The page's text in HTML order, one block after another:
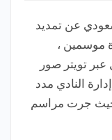
عن تمديد
موسمين ،
تويتر صور
النادي مدد
الجوير حتى عام 2023، حيث جرت مراسم